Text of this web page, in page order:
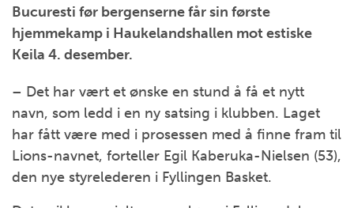
Bucuresti før bergenserne får sin første
hjemmekamp i Haukelandshallen mot estiske
Keila 4. desember.
– Det har vært et ønske en stund å få et nytt
navn, som ledd i en ny satsing i klubben. Laget
har fått være med i prosessen med å finne fram til
Lions-navnet, forteller Egil Kaberuka-Nielsen (53),
den nye styrelederen i Fyllingen Basket.